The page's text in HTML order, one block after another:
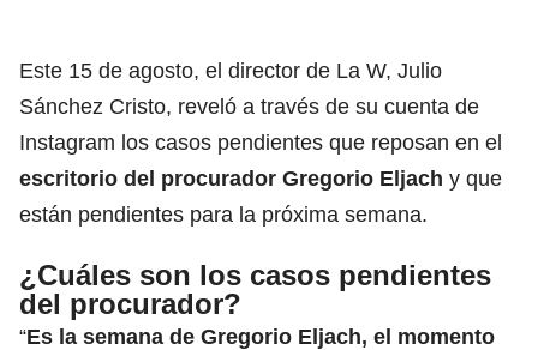
Este 15 de agosto, el director de La W, Julio
Sánchez Cristo, reveló a través de su cuenta de
Instagram los casos pendientes que reposan en el
escritorio del procurador Gregorio Eljach y que
están pendientes para la próxima semana.
¿Cuáles son los casos pendientes
del procurador?
“Es la semana de Gregorio Eljach, el momento